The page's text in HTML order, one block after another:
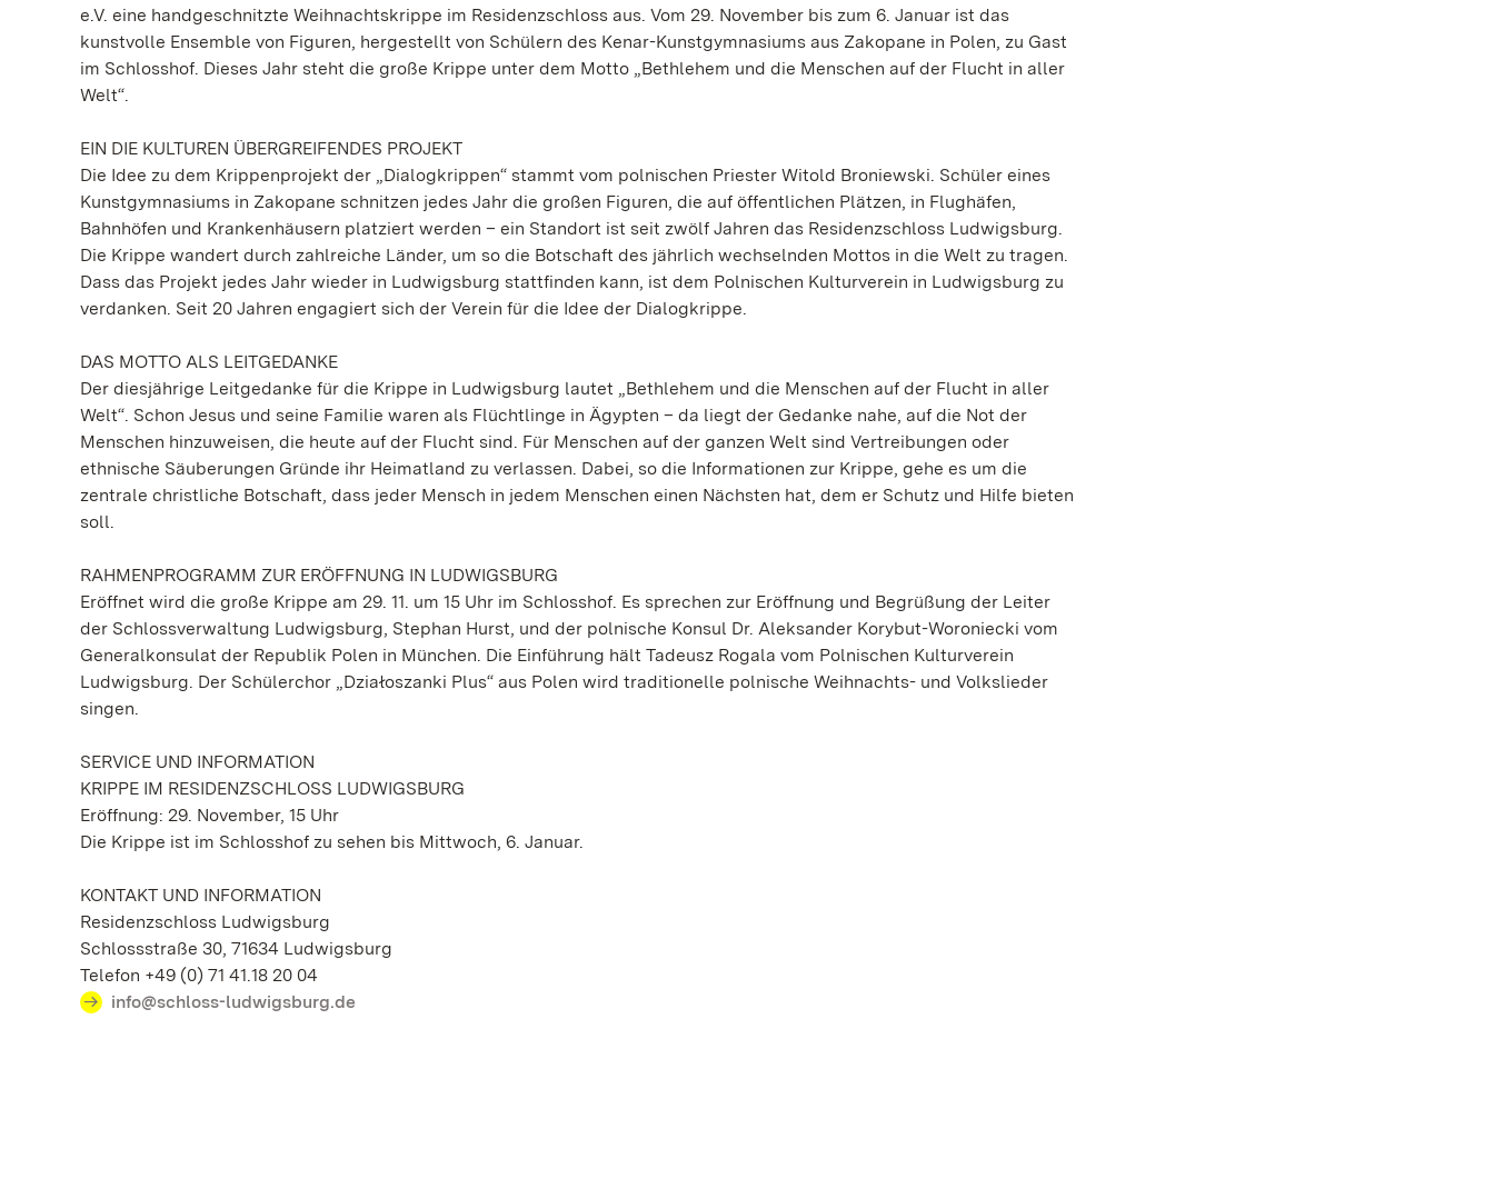
e.V. eine handgeschnitzte Weihnachtskrippe im Residenzschloss aus. Vom 29. November bis zum 6. Januar ist das
kunstvolle Ensemble von Figuren, hergestellt von Schülern des Kenar-Kunstgymnasiums aus Zakopane in Polen, zu Gast
im Schlosshof. Dieses Jahr steht die große Krippe unter dem Motto „Bethlehem und die Menschen auf der Flucht in aller
Welt“.
EIN DIE KULTUREN ÜBERGREIFENDES PROJEKT
Die Idee zu dem Krippenprojekt der „Dialogkrippen“ stammt vom polnischen Priester Witold Broniewski. Schüler eines
Kunstgymnasiums in Zakopane schnitzen jedes Jahr die großen Figuren, die auf öffentlichen Plätzen, in Flughäfen,
Bahnhöfen und Krankenhäusern platziert werden – ein Standort ist seit zwölf Jahren das Residenzschloss Ludwigsburg.
Die Krippe wandert durch zahlreiche Länder, um so die Botschaft des jährlich wechselnden Mottos in die Welt zu tragen.
Dass das Projekt jedes Jahr wieder in Ludwigsburg stattfinden kann, ist dem Polnischen Kulturverein in Ludwigsburg zu
verdanken. Seit 20 Jahren engagiert sich der Verein für die Idee der Dialogkrippe.
DAS MOTTO ALS LEITGEDANKE
Der diesjährige Leitgedanke für die Krippe in Ludwigsburg lautet „Bethlehem und die Menschen auf der Flucht in aller
Welt“. Schon Jesus und seine Familie waren als Flüchtlinge in Ägypten – da liegt der Gedanke nahe, auf die Not der
Menschen hinzuweisen, die heute auf der Flucht sind. Für Menschen auf der ganzen Welt sind Vertreibungen oder
ethnische Säuberungen Gründe ihr Heimatland zu verlassen. Dabei, so die Informationen zur Krippe, gehe es um die
zentrale christliche Botschaft, dass jeder Mensch in jedem Menschen einen Nächsten hat, dem er Schutz und Hilfe bieten
soll.
RAHMENPROGRAMM ZUR ERÖFFNUNG IN LUDWIGSBURG
Eröffnet wird die große Krippe am 29. 11. um 15 Uhr im Schlosshof. Es sprechen zur Eröffnung und Begrüßung der Leiter
der Schlossverwaltung Ludwigsburg, Stephan Hurst, und der polnische Konsul Dr. Aleksander Korybut-Woroniecki vom
Generalkonsulat der Republik Polen in München. Die Einführung hält Tadeusz Rogala vom Polnischen Kulturverein
Ludwigsburg. Der Schülerchor „Działoszanki Plus“ aus Polen wird traditionelle polnische Weihnachts- und Volkslieder
singen.
SERVICE UND INFORMATION
KRIPPE IM RESIDENZSCHLOSS LUDWIGSBURG
Eröffnung: 29. November, 15 Uhr
Die Krippe ist im Schlosshof zu sehen bis Mittwoch, 6. Januar.
KONTAKT UND INFORMATION
Residenzschloss Ludwigsburg
Schlossstraße 30, 71634 Ludwigsburg
Telefon +49 (0) 71 41.18 20 04
info@schloss-ludwigsburg.de